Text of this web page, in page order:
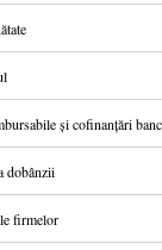
și cofinanțări
dobânzii
firmelor